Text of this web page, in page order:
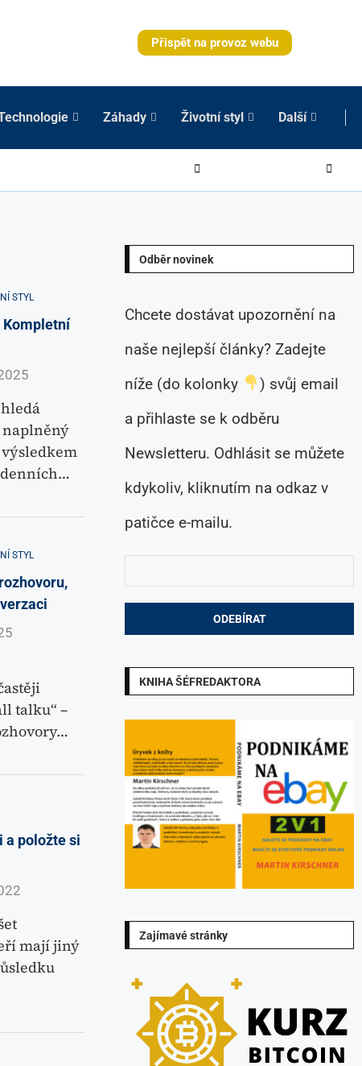
Přispět na provoz webu
Záhady Životní styl Další
STYL
naplněný
STYL
talku“ –
a položte si
mají jiný
Odběr novinek
Chcete dostávat upozornění na
naše nejlepší články? Zadejte
níže (do kolonky
) svůj email
a přihlaste se k odběru
Newsletteru. Odhlásit se můžete
kdykoliv, kliknutím na odkaz v
patičce e-mailu.
KNIHA ŠÉFREDAKTORA
Zajímavé stránky